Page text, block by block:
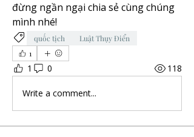
đừng ngần ngại chia sẻ cùng chúng
mình nhé!
quốc tịch
Luật Thụy Điển
1
1 0 118
Write a comment...